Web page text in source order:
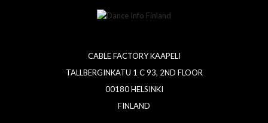
CABLE FACTORY KAAPELI
TALLBERGINKATU 1 C 93, 2ND FLOOR
00180 HELSINKI
FINLAND